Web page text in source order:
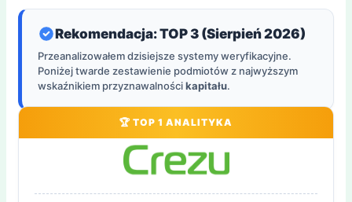
Rekomendacja: TOP 3 (Sierpień 2026)
Przeanalizowałem dzisiejsze systemy weryfikacyjne.
Poniżej twarde zestawienie podmiotów z najwyższym
wskaźnikiem przyznawalnościkapitału.
🏆 TOP 1 ANALITYKA